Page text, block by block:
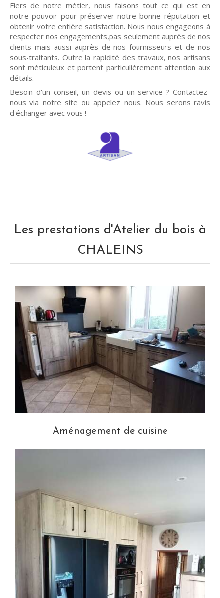
Fiers de notre métier, nous faisons tout ce qui est en
notre pouvoir pour préserver notre bonne réputation et
obtenir votre entière satisfaction. Nous nous engageons à
respecter nos engagements,pas seulement auprès de nos
clients mais aussi auprès de nos fournisseurs et de nos
sous-traitants. Outre la rapidité des travaux, nos artisans
sont méticuleux et portent particulièrement attention aux
détails.
Besoin d'un conseil, un devis ou un service ? Contactez-
nous via notre site ou appelez nous. Nous serons ravis
d'échanger avec vous !
Les prestations d'Atelier du bois à
CHALEINS
Aménagement de cuisine